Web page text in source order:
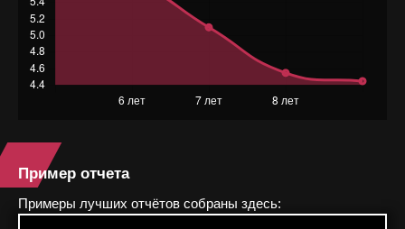
Пример отчета
Примеры лучших отчётов собраны здесь: